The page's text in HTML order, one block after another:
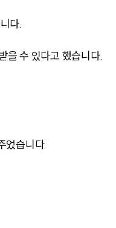
다.
을 수 있다고 했습니다.
었습니다.